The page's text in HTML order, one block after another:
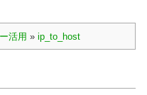
活用 » ip_to_host